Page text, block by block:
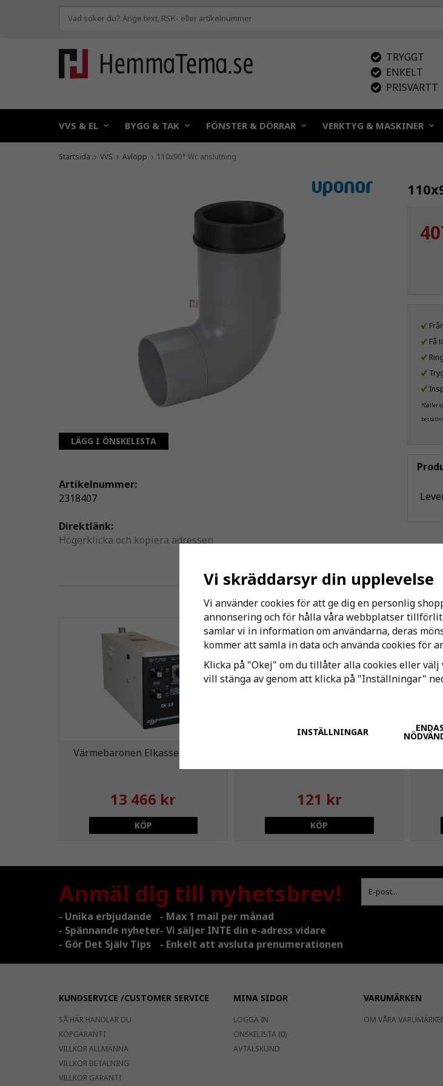
TRYGGT
ENKELT
PRISVÄRTT
VVS & EL BYGG & TAK FÖNSTER & DÖRRAR VERKTYG & MASKINER
Startsida VVS Avlopp 110x90* Wc anslutning
Få
*Gäller
LÄGG I ÖNSKELISTA
Artikelnummer:
2318407
Direktlänk:
Högerklicka och kopiera adressen
Andra har även
Värmebaronen Elkassett EK 13
13 466 kr
KÖP
121 kr
KÖP
-
Anmäl dig till nyhetsbrev!
- Unika erbjudande
- Max 1 mail per månad
- Spännande nyheter- Vi säljer INTE din e-adress vidare
- Gör Det Själv Tips
- Enkelt att avsluta prenumerationen
KUNDSERVICE /CUSTOMER SERVICE
SÅ HÄR HANDLAR DU
KÖPGARANTI
VILLKOR ALLMÄNNA
VILLKOR BETALNING
VILLKOR GARANTI
MINA SIDOR
LOGGA IN
ÖNSKELISTA (0)
AVTALSKUND
VARUMÄRKEN
OM VÅRA
Vi skräddarsyr din upplevelse
Vi använder cookies för att ge dig en personlig
annonsering och för hålla våra webbplatser
samlar vi in information om användarna, deras
kommer att samla in data och använda cookies för
Klicka på "Okej" om du tillåter alla cookies eller
vill stänga av genom att klicka på "Inställningar"
INSTÄLLNINGAR